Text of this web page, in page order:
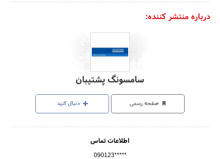
درباره منتشر کننده:
سامسونگ پشتیبان
صفحه رسمی دنبال کنید
اطلاعات تماس
090123*****